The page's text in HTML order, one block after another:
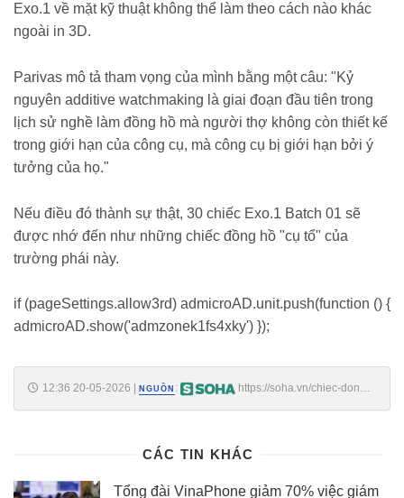
Exo.1 về mặt kỹ thuật không thể làm theo cách nào khác
ngoài in 3D.
Parivas mô tả tham vọng của mình bằng một câu: "Kỷ
nguyên additive watchmaking là giai đoạn đầu tiên trong
lịch sử nghề làm đồng hồ mà người thợ không còn thiết kế
trong giới hạn của công cụ, mà công cụ bị giới hạn bởi ý
tưởng của họ."
Nếu điều đó thành sự thật, 30 chiếc Exo.1 Batch 01 sẽ
được nhớ đến như những chiếc đồng hồ "cụ tổ" của
trường phái này.
if (pageSettings.allow3rd) admicroAD.unit.push(function () {
admicroAD.show('admzonek1fs4xky') });
12:36 20-05-2026 NGUỒN :
https://soha.vn/chiec-dong-
CÁC TIN KHÁC
Tổng đài VinaPhone giảm 70% việc giám